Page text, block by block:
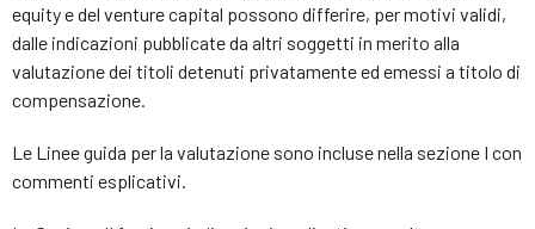
equity e del venture capital possono differire, per motivi validi,
dalle indicazioni pubblicate da altri soggetti in merito alla
valutazione dei titoli detenuti privatamente ed emessi a titolo di
compensazione.
Le Linee guida per la valutazione sono incluse nella sezione I con
commenti esplicativi.